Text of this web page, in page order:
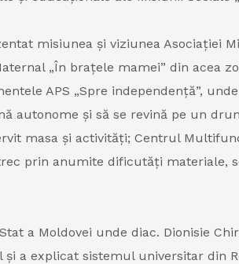
misiunea și viziunea Asociației
„În brațele mamei” din acea
APS „Spre independență”,
și să se revină pe un
masa și activități; Centrul
prin anumite dificutăți materiale,
a Moldovei unde diac. Dionisie
a explicat sistemul universitar din